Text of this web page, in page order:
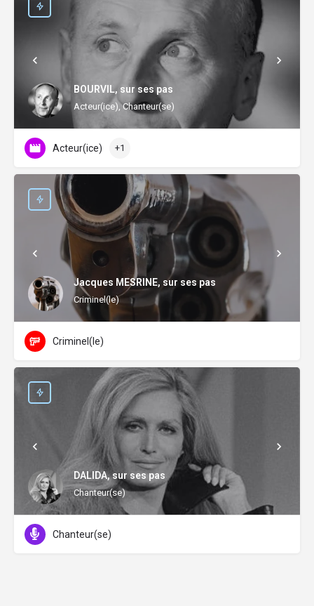
BOURVIL, sur ses pas
Acteur(ice), Chanteur(se)
Acteur(ice) +1
Jacques MESRINE, sur ses pas
Criminel(le)
Criminel(le)
DALIDA, sur ses pas
Chanteur(se)
Chanteur(se)